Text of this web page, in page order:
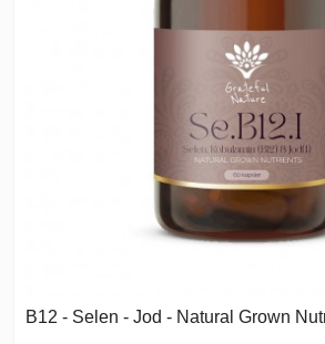
B12 - Selen - Jod - Natural Grown